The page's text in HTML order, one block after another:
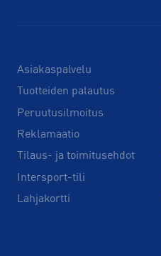
Asiakaspalvelu
Tuotteiden palautus
Peruutusilmoitus
Reklamaatio
Tilaus- ja toimitusehdot
Intersport-tili
Lahjakortti